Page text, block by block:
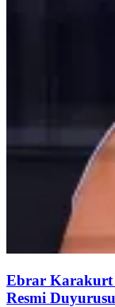
Ebrar Karakurt
Resmi Duyurusu